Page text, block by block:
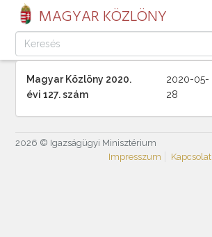
MAGYAR KÖZLÖNY
Magyar Közlöny 2020.
évi 127. szám
2020-05-
28
2026 © Igazságügyi Minisztérium
Impresszum
Kapcsolat